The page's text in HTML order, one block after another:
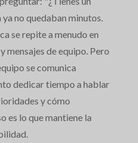
no quedaban minutos.
se repite a menudo en
mensajes de equipo. Pero
se comunica
dedicar tiempo a hablar
y cómo
es lo que mantiene la